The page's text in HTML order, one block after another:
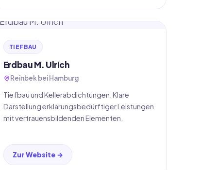
TIEFBAU
Erdbau M. Ulrich
Reinbek bei Hamburg
Tiefbau und Kellerabdichtungen. Klare
Darstellung erklärungsbedürftiger Leistungen
mit vertrauensbildenden Elementen.
Zur Website →